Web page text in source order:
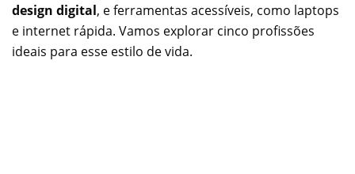
design digital, e ferramentas acessíveis, como laptops
e internet rápida. Vamos explorar cinco profissões
ideais para esse estilo de vida.